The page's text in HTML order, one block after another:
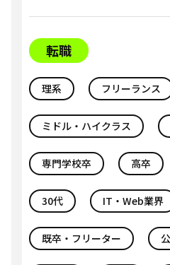
転職
理系 フリーランス
ミドル・ハイクラス
専門学校卒 高卒
30代 IT・Web業界
既卒・フリーター